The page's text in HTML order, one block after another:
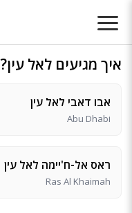
איך מגיעים לאל עין?
אבו דאבי לאל עין
Abu Dhabi
ראס אל-ח'יימה לאל עין
Ras Al Khaimah